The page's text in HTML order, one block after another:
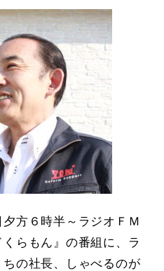
方６時半～ラジオＦＭ
らもん』の番組に、ラ
の社長、しゃべるのが